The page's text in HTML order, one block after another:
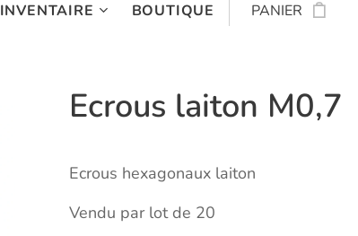
INVENTAIRE BOUTIQUE PANIER
Ecrous laiton M0,7
Ecrous hexagonaux laiton
Vendu par lot de 20